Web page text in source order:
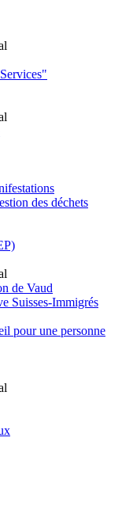
des déchets
de Vaud
Suisses-Immigrés
pour une personne